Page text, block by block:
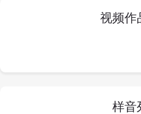
视频作
样音